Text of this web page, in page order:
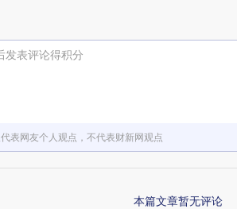
发表评论得积分
表网友个人观点，不代表财新网观点
本篇文章暂无评论